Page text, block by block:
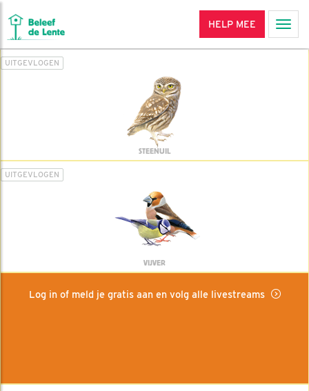
HELP MEE
UITGEVLOGEN
STEENUIL
UITGEVLOGEN
VIJVER
Log in of meld je gratis aan en volg alle livestreams